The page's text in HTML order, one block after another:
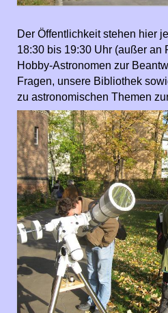
Der Öffentlichkeit stehen hier
18:30 bis 19:30 Uhr (außer an
Hobby-Astronomen zur
Fragen, unsere Bibliothek
zu astronomischen Themen